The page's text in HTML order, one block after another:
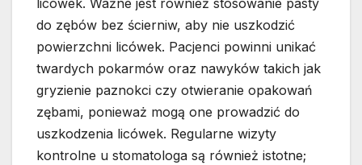
licówek. Ważne jest również stosowanie pasty
do zębów bez ścierniw, aby nie uszkodzić
powierzchni licówek. Pacjenci powinni unikać
twardych pokarmów oraz nawyków takich jak
gryzienie paznokci czy otwieranie opakowań
zębami, ponieważ mogą one prowadzić do
uszkodzenia licówek. Regularne wizyty
kontrolne u stomatologa są również istotne;